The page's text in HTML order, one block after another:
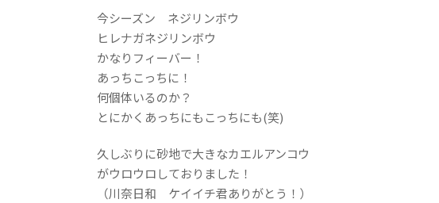
今シーズン ネジリンボウ
ヒレナガネジリンボウ
かなりフィーバー！
あっちこっちに！
何個体いるのか？
とにかくあっちにもこっちにも(笑)
久しぶりに砂地で大きなカエルアンコウ
がウロウロしておりました！
（川奈日和 ケイイチ君ありがとう！）